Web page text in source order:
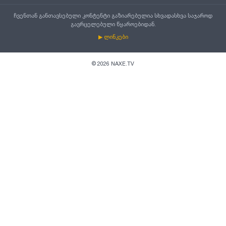
ჩვენთან განთავსებული კონტენტი გაზიარებულია სხვადასხვა საჯაროდ
გავრცელებული წყაროებიდან.
▶ ლინკები
© 2026 NAXE.TV